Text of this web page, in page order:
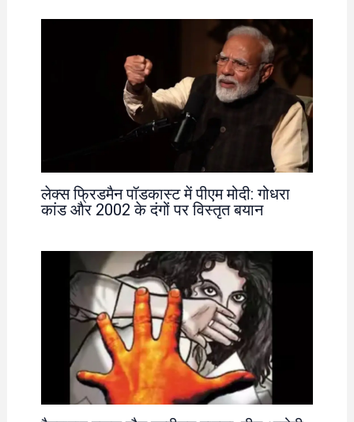
लेक्स फ्रिडमैन पॉडकास्ट में पीएम मोदी: गोधरा
कांड और 2002 के दंगों पर विस्तृत बयान